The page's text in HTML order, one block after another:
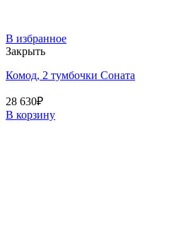
В избранное
Закрыть
Комод, 2 тумбочки Соната
28 630₽
В корзину